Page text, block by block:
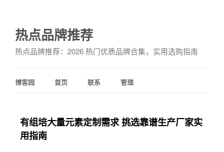
热点品牌推荐
热点品牌推荐：2026 热门优质品牌合集，实用选购指南
博客园 首页 联系 管理
有组培大量元素定制需求 挑选靠谱生产厂家实
用指南